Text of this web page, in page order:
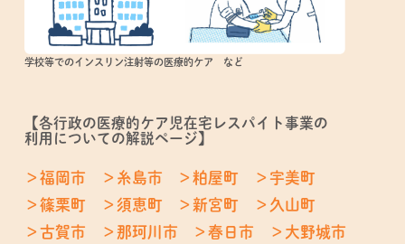
学校等でのインスリン注射等の医療的ケア など
【各行政の医療的ケア児在宅レスパイト事業の
利用についての解説ページ】
福岡市 糸島市 粕屋町
宇美町
篠栗町
須恵町 新宮町
久山町
古賀市
那珂川市 春日市
大野城市